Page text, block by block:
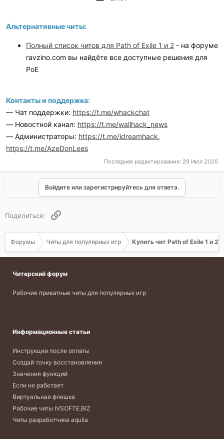
Альтернативные читы:
Полный список читов для Path of Exile 1 и 2 - на форуме
ravzino.com вы найдёте все доступные решения для
PoE
Контакты и поддержка:
— Чат поддержки: https://t.me/whackchat
— Новостной канал: https://t.me/wallhack_news
— Администраторы: https://t.me/idreamhack,
https://t.me/AzeDonLees
Последнее редактирование: 29 Июл 2026
Войдите или зарегистрируйтесь для ответа.
Поделиться:
Форумы Читы для популярных игр Купить чит Path of Exile 1 и 2
Читерский форум
Рабочие приватные читы для популярных игр
Информационные статьи
Инструкции после оплаты
Создай точку восстановления
Значения функций
Если не работает
Виртуальная флешка
Рабочие читы IVSOFTE.BIZ
Читы разработчика aquila